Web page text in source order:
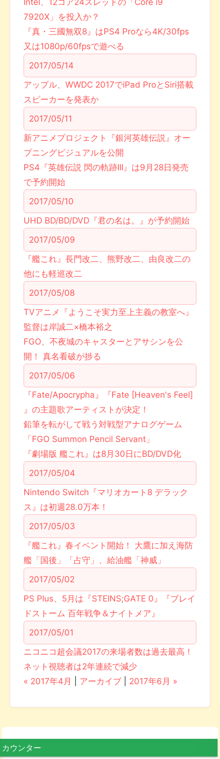
Intel、12コア24スレッドの「Core i9
7920X」を投入か？
『真・三國無双8』はPS4 Proなら4K/30fps
又は1080p/60fpsで遊べる
2017/05/14
アップル、WWDC 2017でiPad ProとSiri搭載
スピーカーを発表か
2017/05/11
新アニメプロジェクト『銀河英雄伝説』オー
プニングビジュアルを公開
PS4『英雄伝説 閃の軌跡III』は9月28日発売
で予約開始
2017/05/10
UHD BD/BD/DVD『君の名は。』が予約開始
2017/05/09
『艦これ』長門改二、熊野改二、由良改二の
他にも軽巡改二
2017/05/08
TVアニメ『ようこそ実力至上主義の教室へ』
監督は岸誠二×橋本裕之
FGO、不夜城のキャスターとアサシンを公
開！ 真名看破が捗る
2017/05/06
『Fate/Apocrypha』『Fate [Heaven's Feel]
』の主題歌アーティストが決定！
鉛筆を転がして戦う対戦型アナログゲーム
「FGO Summon Pencil Servant」
『劇場版 艦これ』は8月30日にBD/DVD化
2017/05/04
Nintendo Switch『マリオカート8 デラック
ス』は初週28.0万本！
2017/05/03
『艦これ』春イベント開始！ 大鷹に加え海防
艦「国後」「占守」、給油艦「神威」
2017/05/02
PS Plus、5月は『STEINS;GATE 0』『ブレイ
ドストーム 百年戦争＆ナイトメア』
2017/05/01
ニコニコ超会議2017の来場者数は過去最高！
ネット視聴者は2年連続で減少
« 2017年4月
アーカイブ 2017年6月 »
カウンター